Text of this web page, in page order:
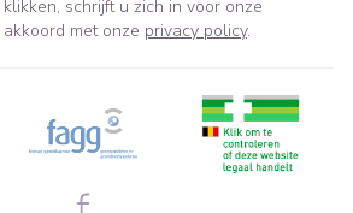
schrijft u zich in voor onze
met onze privacy policy.